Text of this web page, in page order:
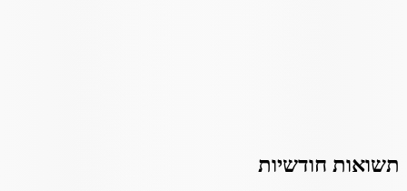
תשואות חודשיות